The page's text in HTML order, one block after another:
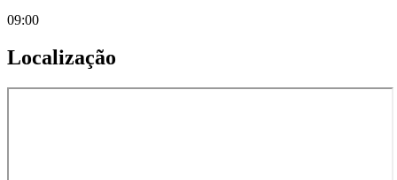
09:00
Localização